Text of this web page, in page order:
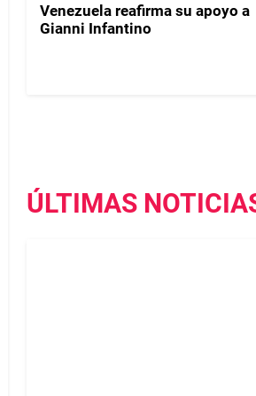
Venezuela reafirma su apoyo a
Gianni Infantino
ÚLTIMAS